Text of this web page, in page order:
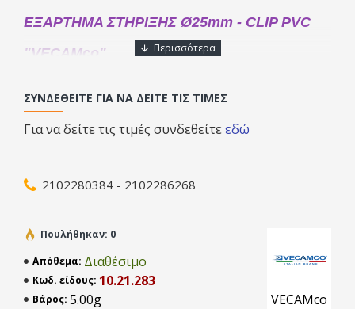
EΞAPTHMA ΣTHPIΞHΣ Ø25mm - CLIP PVC
"VECAMco"
λαστιχιένια o-rings προεγκατεστημένα στα εξαρτήματα,
επιτυγχάνουν πάρα πολύ την εγκατάσταση και σας
ΣΥΝΔΕΘΕΊΤΕ ΓΙΑ ΝΑ ΔΕΊΤΕ ΤΙΣ ΤΙΜΈΣ
Για να δείτε τις τιμές συνδεθείτεεδώ
2102280384 - 2102286268
Απόθεμα: Διαθέσιμο
Κωδ. είδους: 10.21.283
Βάρος: 5.00g
VECAMco
Πουλήθηκαν: 0